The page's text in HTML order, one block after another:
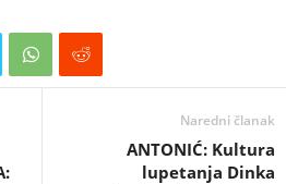
Naredni članak
ANTONIĆ: Kultura
lupetanja Dinka